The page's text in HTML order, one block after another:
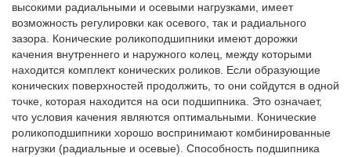
высокими радиальными и осевыми нагрузками, имеет
возможность регулировки как осевого, так и радиального
зазора. Конические роликоподшипники имеют дорожки
качения внутреннего и наружного колец, между которыми
находится комплект конических роликов. Если образующие
конических поверхностей продолжить, то они сойдутся в одной
точке, которая находится на оси подшипника. Это означает,
что условия качения являются оптимальными. Конические
роликоподшипники хорошо воспринимают комбинированные
нагрузки (радиальные и осевые). Способность подшипника